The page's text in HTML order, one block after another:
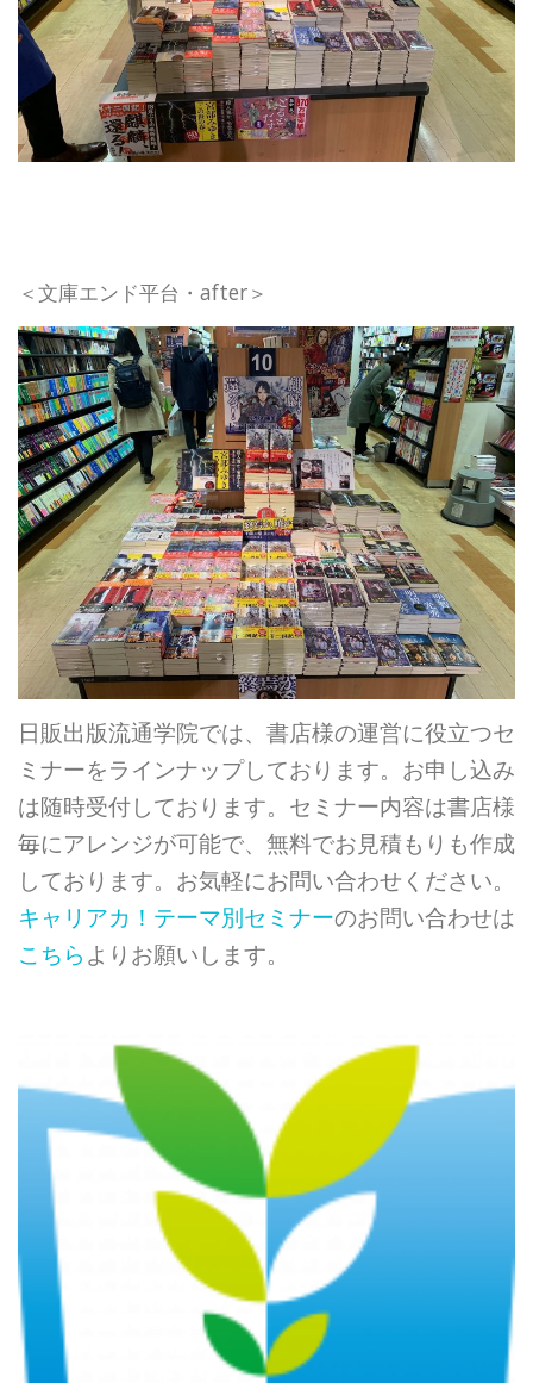
＜文庫エンド平台・after＞
日販出版流通学院では、書店様の運営に役立つセ
ミナーをラインナップしております。お申し込み
は随時受付しております。セミナー内容は書店様
毎にアレンジが可能で、無料でお見積もりも作成
しております。お気軽にお問い合わせください。
キャリアカ！テーマ別セミナーのお問い合わせは
こちら よりお願いします。